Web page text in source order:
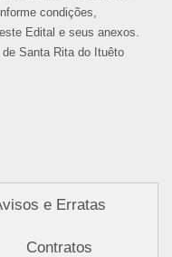
condições,
Edital e seus anexos.
Santa Rita do Ituêto
e Erratas
Contratos